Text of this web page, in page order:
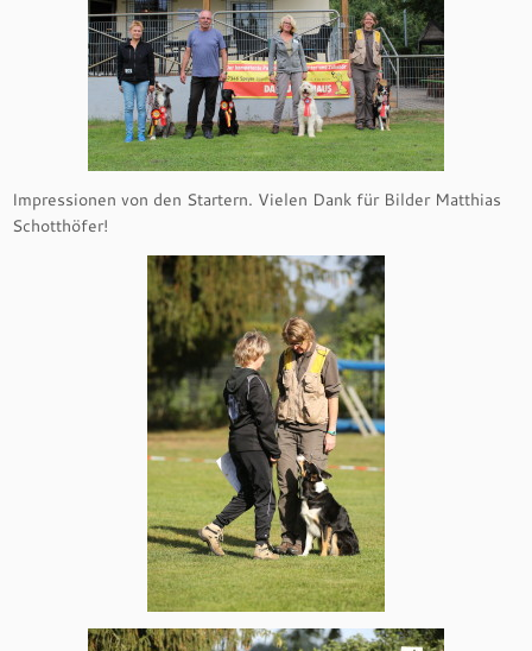
Impressionen von den Startern. Vielen Dank für Bilder Matthias
Schotthöfer!